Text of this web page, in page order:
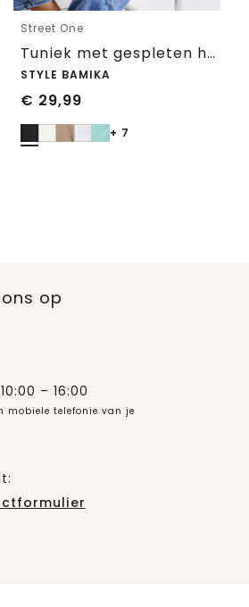
Street One
Tuniek met gespleten hals
STYLE BAMIKA
€ 29,99
+ 7
op
– 16:00
mobiele telefonie van je